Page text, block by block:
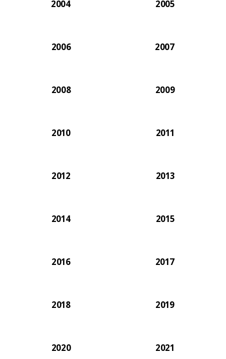
2004 2005
2006 2007
2008 2009
2010 2011
2012 2013
2014 2015
2016 2017
2018 2019
2020 2021